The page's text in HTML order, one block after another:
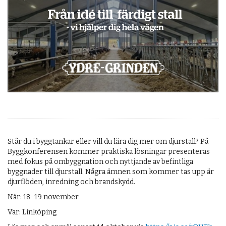
Står du i byggtankar eller vill du lära dig mer om djurstall? På
Byggkonferensen kommer praktiska lösningar presenteras
med fokus på ombyggnation och nyttjande av befintliga
byggnader till djurstall. Några ämnen som kommer tas upp är
djurflöden, inredning och brandskydd.
När: 18–19 november
Var: Linköping